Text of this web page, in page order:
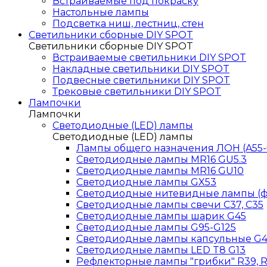
Настольные лампы
Подсветка ниш, лестниц, стен
Светильники сборные DIY SPOT
Светильники сборные DIY SPOT
Встраиваемые светильники DIY SPOT
Накладные светильники DIY SPOT
Подвесные светильники DIY SPOT
Трековые светильники DIY SPOT
Лампочки
Лампочки
Светодиодные (LED) лампы
Светодиодные (LED) лампы
Лампы общего назначения ЛОН (A55-
Светодиодные лампы MR16 GU5.3
Светодиодные лампы MR16 GU10
Светодиодные лампы GX53
Светодиодные нитевидные лампы
Светодиодные лампы свечи C37, C35
Светодиодные лампы шарик G45
Светодиодные лампы G95-G125
Светодиодные лампы капсульные
Светодиодные лампы LED T8 G13
Рефлекторные лампы "грибки" R39,